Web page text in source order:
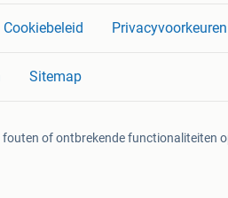
Cookiebeleid Privacyvoorkeuren
Sitemap
of ontbrekende functionaliteiten